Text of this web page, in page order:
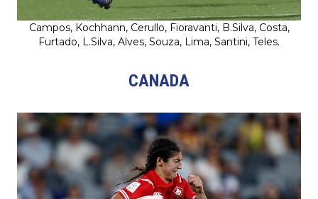
Campos, Kochhann, Cerullo, Fioravanti, B.Silva, Costa,
Furtado, L.Silva, Alves, Souza, Lima, Santini, Teles.
CANADA